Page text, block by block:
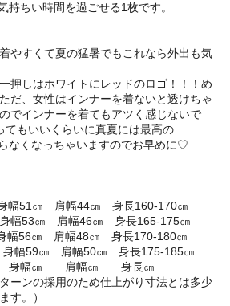
持ちい時間を過ごせる1枚です。
やすくて夏の猛暑でもこれなら外出も気
押しはホワイトにレッドのロゴ！！！め
だ、女性はインナーを着ないと透けちゃ
でインナーを着てもアツく感じないで
てもいいくらいに真夏には最高の
なくなっちゃいますのでお早めに♡
幅51㎝ 肩幅44㎝ 身長160-170㎝
幅53㎝ 肩幅46㎝ 身長165-175㎝
56㎝ 肩幅48㎝ 身長170-180㎝
幅59㎝ 肩幅50㎝ 身長175-185㎝
身幅㎝ 肩幅㎝ 身長㎝
ーンの採用のため仕上がり寸法とは多少
す。）